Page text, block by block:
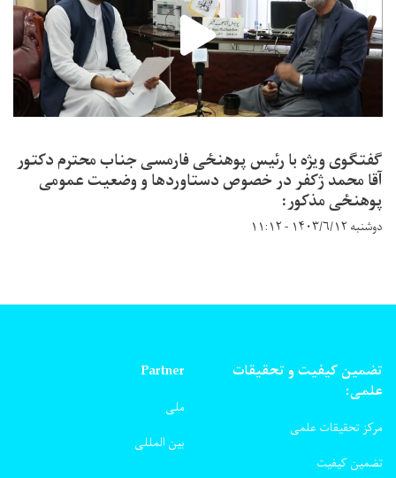
گفتگوی ویژه با رئیس پوهنځی فارمسی جناب محترم دکتور
آقا محمد ژکفر در خصوص دستاوردها و وضعیت عمومی
پوهنځی مذکور:
دوشنبه ۱۴۰۳/۶/۱۲ - ۱۱:۱۲
تضمین کیفیت و تحقیقات
علمی:
مرکز تحقیقات علمی
تضمین کیفیت
Partner
ملی
بین المللی